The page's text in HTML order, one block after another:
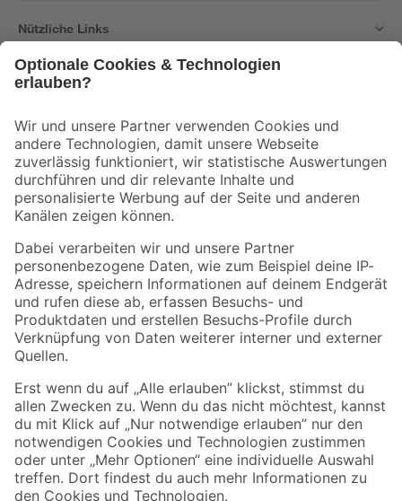
Nützliche Links
Der toom Newsletter: Keine Angebote und Aktionen mehr verpassen!
Zur Newsletter Anmeldung
Folge uns
Zahlungsarten Versandarten
Sicher einkaufen
Jetzt die toom-App herunterladen